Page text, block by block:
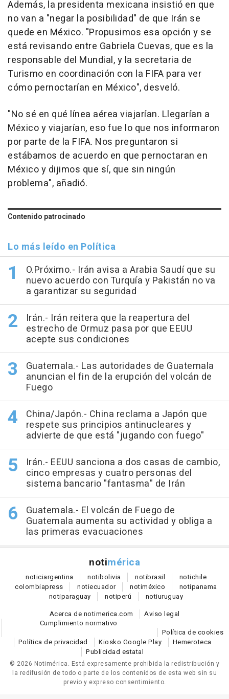
Además, la presidenta mexicana insistió en que
no van a "negar la posibilidad" de que Irán se
quede en México. "Propusimos esa opción y se
está revisando entre Gabriela Cuevas, que es la
responsable del Mundial, y la secretaria de
Turismo en coordinación con la FIFA para ver
cómo pernoctarían en México", desveló.
"No sé en qué línea aérea viajarían. Llegarían a
México y viajarían, eso fue lo que nos informaron
por parte de la FIFA. Nos preguntaron si
estábamos de acuerdo en que pernoctaran en
México y dijimos que sí, que sin ningún
problema", añadió.
Contenido patrocinado
Lo más leído en Política
O.Próximo.- Irán avisa a Arabia Saudí que su
nuevo acuerdo con Turquía y Pakistán no va
a garantizar su seguridad
Irán.- Irán reitera que la reapertura del
estrecho de Ormuz pasa por que EEUU
acepte sus condiciones
Guatemala.- Las autoridades de Guatemala
anuncian el fin de la erupción del volcán de
Fuego
China/Japón.- China reclama a Japón que
respete sus principios antinucleares y
advierte de que está "jugando con fuego"
Irán.- EEUU sanciona a dos casas de cambio,
cinco empresas y cuatro personas del
sistema bancario "fantasma" de Irán
Guatemala.- El volcán de Fuego de
Guatemala aumenta su actividad y obliga a
las primeras evacuaciones
notimérica
noticiargentina notibolivia notibrasil notichile
colombiapress notiecuador notiméxico notipanama
notiparaguay notiperú notiuruguay
Acerca de notimerica.com
Aviso legal
Cumplimiento normativo
Política de cookies
Política de privacidad
Kiosko Google Play
Hemeroteca
Publicidad estatal
© 2026 Notimérica. Está expresamente prohibida la redistribución y
la redifusión de todo o parte de los contenidos de esta web sin su
previo y expreso consentimiento.